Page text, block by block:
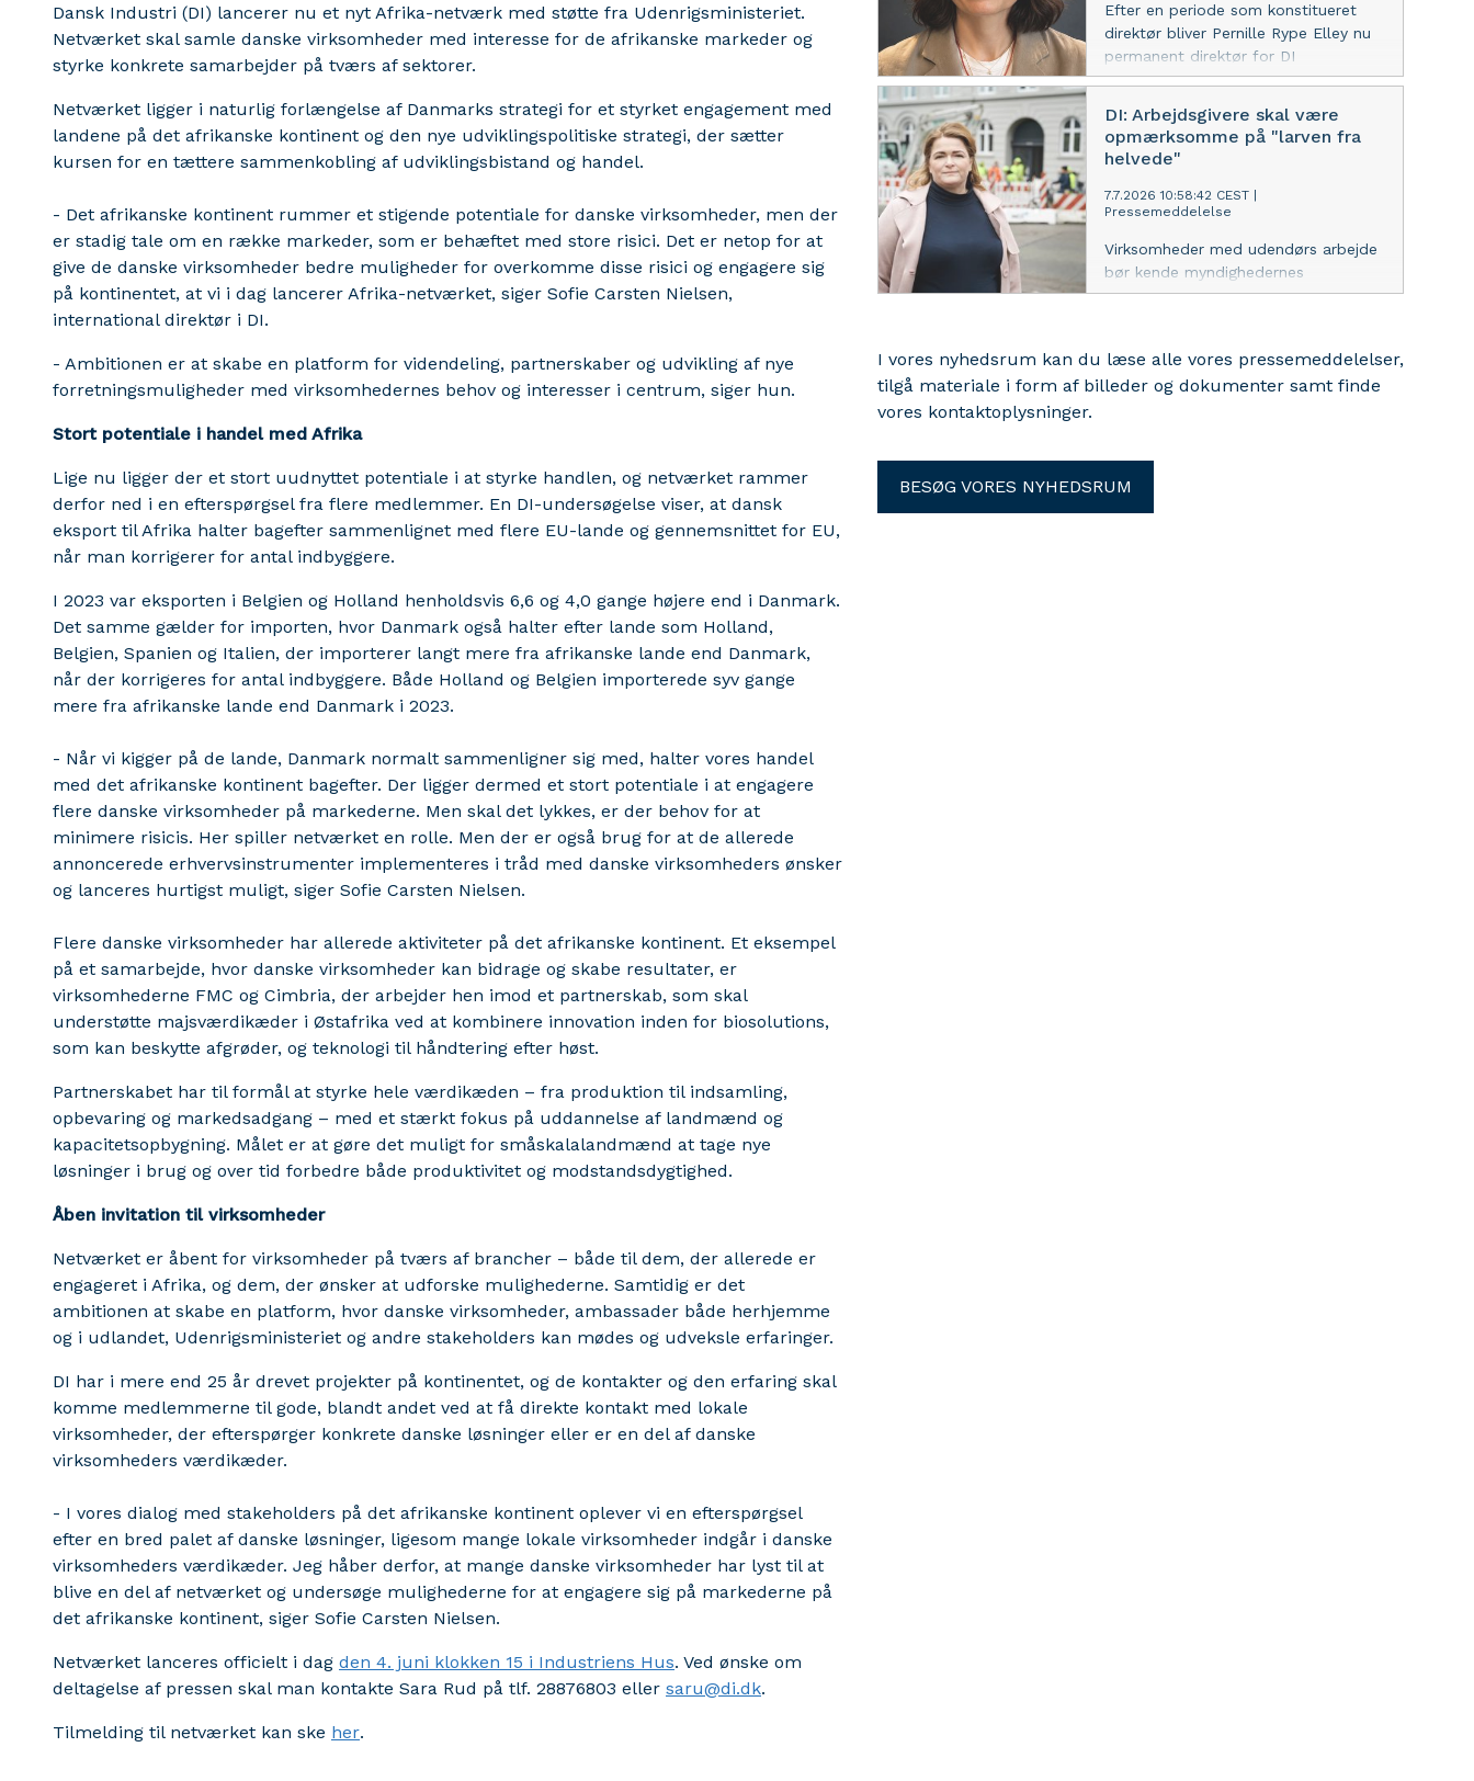
Dansk Industri (DI) lancerer nu et nyt Afrika-netværk med støtte fra Udenrigsministeriet.
Netværket skal samle danske virksomheder med interesse for de afrikanske markeder og
styrke konkrete samarbejder på tværs af sektorer.
Netværket ligger i naturlig forlængelse af Danmarks strategi for et styrket engagement med
landene på det afrikanske kontinent og den nye udviklingspolitiske strategi, der sætter
kursen for en tættere sammenkobling af udviklingsbistand og handel.
- Det afrikanske kontinent rummer et stigende potentiale for danske virksomheder, men der
er stadig tale om en række markeder, som er behæftet med store risici. Det er netop for at
give de danske virksomheder bedre muligheder for overkomme disse risici og engagere sig
på kontinentet, at vi i dag lancerer Afrika-netværket, siger Sofie Carsten Nielsen,
international direktør i DI.
- Ambitionen er at skabe en platform for videndeling, partnerskaber og udvikling af nye
forretningsmuligheder med virksomhedernes behov og interesser i centrum, siger hun.
Stort potentiale i handel med Afrika
Lige nu ligger der et stort uudnyttet potentiale i at styrke handlen, og netværket rammer
derfor ned i en efterspørgsel fra flere medlemmer. En DI-undersøgelse viser, at dansk
eksport til Afrika halter bagefter sammenlignet med flere EU-lande og gennemsnittet for EU,
når man korrigerer for antal indbyggere.
I 2023 var eksporten i Belgien og Holland henholdsvis 6,6 og 4,0 gange højere end i Danmark.
Det samme gælder for importen, hvor Danmark også halter efter lande som Holland,
Belgien, Spanien og Italien, der importerer langt mere fra afrikanske lande end Danmark,
når der korrigeres for antal indbyggere. Både Holland og Belgien importerede syv gange
mere fra afrikanske lande end Danmark i 2023.
- Når vi kigger på de lande, Danmark normalt sammenligner sig med, halter vores handel
med det afrikanske kontinent bagefter. Der ligger dermed et stort potentiale i at engagere
flere danske virksomheder på markederne. Men skal det lykkes, er der behov for at
minimere risicis. Her spiller netværket en rolle. Men der er også brug for at de allerede
annoncerede erhvervsinstrumenter implementeres i tråd med danske virksomheders ønsker
og lanceres hurtigst muligt, siger Sofie Carsten Nielsen.
Flere danske virksomheder har allerede aktiviteter på det afrikanske kontinent. Et eksempel
på et samarbejde, hvor danske virksomheder kan bidrage og skabe resultater, er
virksomhederne FMC og Cimbria, der arbejder hen imod et partnerskab, som skal
understøtte majsværdikæder i Østafrika ved at kombinere innovation inden for biosolutions,
som kan beskytte afgrøder, og teknologi til håndtering efter høst.
Partnerskabet har til formål at styrke hele værdikæden – fra produktion til indsamling,
opbevaring og markedsadgang – med et stærkt fokus på uddannelse af landmænd og
kapacitetsopbygning. Målet er at gøre det muligt for småskalalandmænd at tage nye
løsninger i brug og over tid forbedre både produktivitet og modstandsdygtighed.
Åben invitation til virksomheder
Netværket er åbent for virksomheder på tværs af brancher – både til dem, der allerede er
engageret i Afrika, og dem, der ønsker at udforske mulighederne. Samtidig er det
ambitionen at skabe en platform, hvor danske virksomheder, ambassader både herhjemme
og i udlandet, Udenrigsministeriet og andre stakeholders kan mødes og udveksle erfaringer.
DI har i mere end 25 år drevet projekter på kontinentet, og de kontakter og den erfaring skal
komme medlemmerne til gode, blandt andet ved at få direkte kontakt med lokale
virksomheder, der efterspørger konkrete danske løsninger eller er en del af danske
virksomheders værdikæder.
- I vores dialog med stakeholders på det afrikanske kontinent oplever vi en efterspørgsel
efter en bred palet af danske løsninger, ligesom mange lokale virksomheder indgår i danske
virksomheders værdikæder. Jeg håber derfor, at mange danske virksomheder har lyst til at
blive en del af netværket og undersøge mulighederne for at engagere sig på markederne på
det afrikanske kontinent, siger Sofie Carsten Nielsen.
Netværket lanceres officielt i dag den 4. juni klokken 15 i Industriens Hus. Ved ønske om
deltagelse af pressen skal man kontakte Sara Rud på tlf. 28876803 eller saru@di.dk.
Tilmelding til netværket kan ske her.
Efter en periode som konstitueret
direktør bliver Pernille Rype Elley nu
permanent direktør for DI
Biosolutions og European
DI: Arbejdsgivere skal være
opmærksomme på "larven fra
helvede"
7.7.2026 10:58:42 CEST
Pressemeddelelse
Virksomheder med udendørs arbejde
bør kende myndighedernes
anbefalinger til værn mod hud- og
lyder det fra arbejdsmiljøekspert i
Dansk Industri.
I vores nyhedsrum kan du læse alle vores pressemeddelelser,
tilgå materiale i form af billeder og dokumenter samt finde
vores kontaktoplysninger.
BESØG VORES NYHEDSRUM